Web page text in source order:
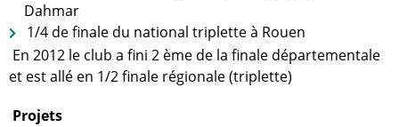
Dahmar
1/4 de finale du national triplette à Rouen
En 2012 le club a fini 2 ème de la finale départementale
et est allé en 1/2 finale régionale (triplette)
Projets